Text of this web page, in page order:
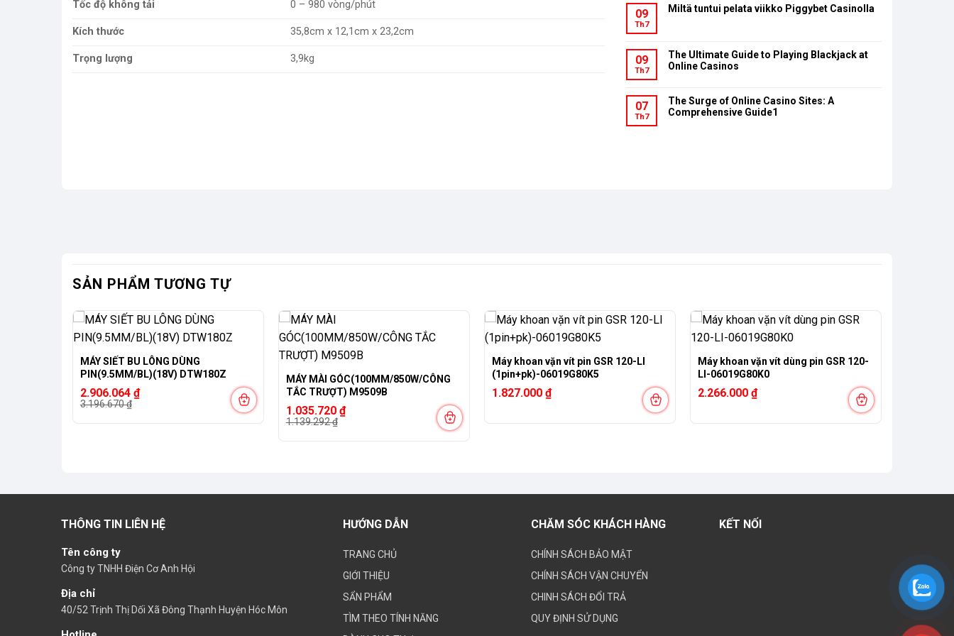
Tốc độ không tải 0 – 980 vòng/phút
Kích thước 35,8cm x 12,1cm x 23,2cm
Trọng lượng 3,9kg
09
Th7
Miltä tuntui pelata viikko Piggybet Casinolla
09
Th7
The Ultimate Guide to Playing Blackjack at
Online Casinos
07
Th7
The Surge of Online Casino Sites: A
Comprehensive Guide1
SẢN PHẨM TƯƠNG TỰ
-9%
MÁY SIẾT BU LÔNG DÙNG
PIN(9.5MM/BL)(18V) DTW180Z
3.196.670₫
Giá
gốc
2.906.064 ₫
Giá
hiện
-9%
MÁY MÀI GÓC(100MM/850W/CÔNG
TẮC TRƯỢT) M9509B
1.139.292₫
Giá
gốc
1.035.720 ₫
Giá
hiện
Máy khoan vặn vít pin GSR 120-LI
(1pin+pk)-06019G80K5
1.827.000 ₫
Máy khoan vặn vít dùng pin GSR 120-
LI-06019G80K0
2.266.000 ₫
THÔNG TIN LIÊN HỆ
Tên công ty
Công ty TNHH Điện Cơ Anh Hội
Địa chỉ
40/52 Trịnh Thị Dối Xã Đông Thạnh Huyện Hóc Môn
HƯỚNG DẪN
TRANG CHỦ
GIỚI THIỆU
SẨN PHẨM
TÌM THEO TÍNH NĂNG
CHĂM SÓC KHÁCH HÀNG
CHÍNH SÁCH BẢO MẬT
CHÍNH SÁCH VẬN CHUYỂN
CHINH SÁCH ĐỔI TRẢ
QUY ĐỊNH SỬ DỤNG
KẾT NỐI